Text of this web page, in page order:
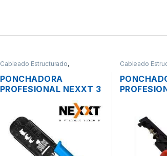
Cableado Estructurado,
PONCHADORA
PROFESIONAL NEXXT 3
EN 1 CORTA Y PELA
RJ45 RJ12 RJ11
Cableado
RG59